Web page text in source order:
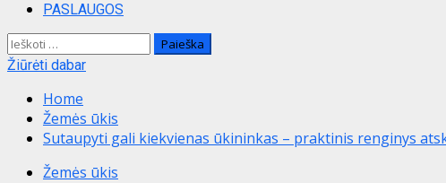
PASLAUGOS
Ieškoti:
Žiūrėti dabar
Home
Žemės ūkis
Sutaupyti gali kiekvienas ūkininkas – praktinis renginys
Žemės ūkis